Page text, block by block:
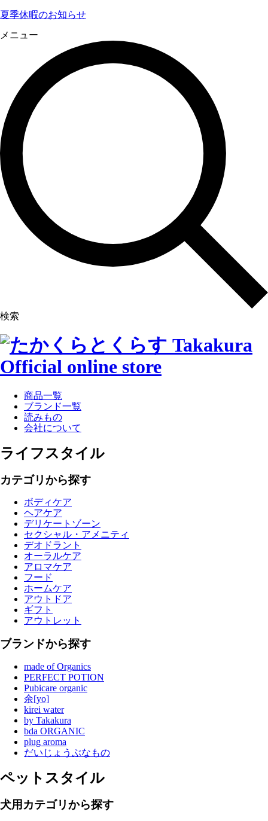
夏季休暇のお知らせ
メニュー
検索
商品一覧
ブランド一覧
読みもの
会社について
ライフスタイル
カテゴリから探す
ボディケア
ヘアケア
デリケートゾーン
セクシャル・アメニティ
デオドラント
オーラルケア
アロマケア
フード
ホームケア
アウトドア
ギフト
アウトレット
ブランドから探す
made of Organics
PERFECT POTION
Pubicare organic
余[yo]
kirei water
by Takakura
bda ORGANIC
plug aroma
だいじょうぶなもの
ペットスタイル
犬用カテゴリから探す